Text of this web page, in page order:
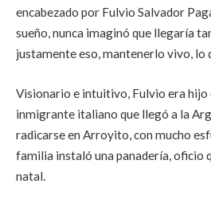
encabezado por Fulvio Salvador
sueño, nunca imaginó que llegaría
justamente eso, mantenerlo vivo, lo
Visionario e intuitivo, Fulvio era hijo
inmigrante italiano que llegó a la
radicarse en Arroyito, con mucho
familia instaló una panadería, oficio
natal.